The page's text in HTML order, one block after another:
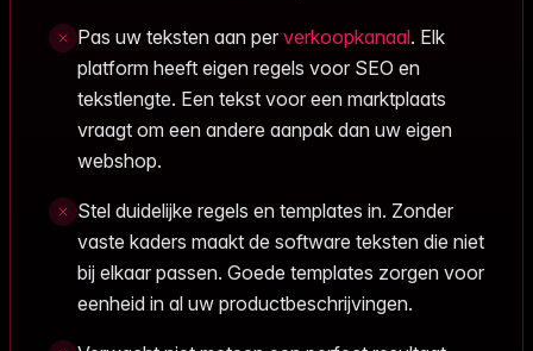
Pas uw teksten aan per verkoopkanaal. Elk
platform heeft eigen regels voor SEO en
tekstlengte. Een tekst voor een marktplaats
vraagt om een andere aanpak dan uw eigen
webshop.
Stel duidelijke regels en templates in. Zonder
vaste kaders maakt de software teksten die niet
bij elkaar passen. Goede templates zorgen voor
eenheid in al uw productbeschrijvingen.